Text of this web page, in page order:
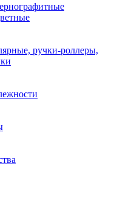
ручки-роллеры,